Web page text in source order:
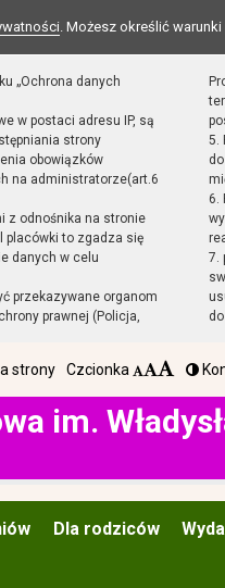
. Możesz określić
„Ochrona danych
w postaci adresu IP, są
strony
obowiązków
na administratorze(art.6
z odnośnika na stronie
placówki to zgadza się
danych w celu
przekazywane organom
prawnej (Policja,
5.
6.
7.
strony Czcionka
im.
Dla rodziców